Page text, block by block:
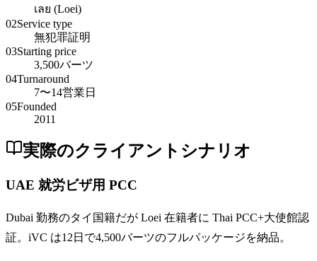
เลย (Loei)
02Service type
無犯罪証明
03Starting price
3,500バーツ
04Turnaround
7〜14営業日
05Founded
2011
実際のクライアントシナリオ
UAE 就労ビザ用 PCC
Dubai 勤務のタイ国籍だが Loei 在籍者に Thai PCC+大使館認
証。iVC は12日で4,500バーツのフルパッケージを納品。